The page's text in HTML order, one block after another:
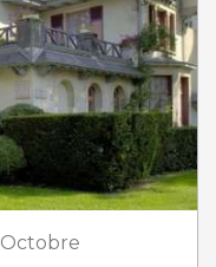
Octobre